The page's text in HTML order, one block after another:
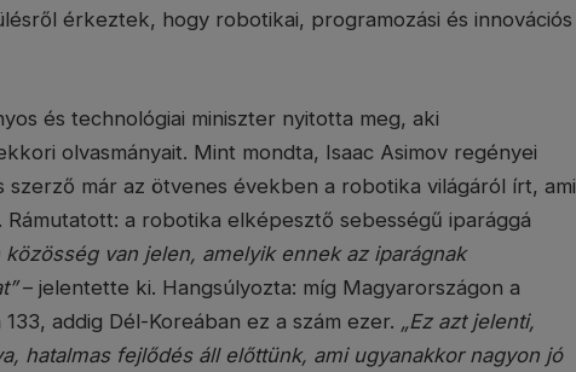
érkeztek, hogy robotikai, programozási és innovációs
és technológiai miniszter nyitotta meg, aki
olvasmányait. Mint mondta, Isaac Asimov regényei
szerző már az ötvenes években a robotika világáról írt, ami
Rámutatott: a robotika elképesztő sebességű iparággá
közösség van jelen, amelyik ennek az iparágnak
– jelentette ki. Hangsúlyozta: míg Magyarországon a
addig Dél-Koreában ez a szám ezer. „Ez azt jelenti,
hatalmas fejlődés áll előttünk, ami ugyanakkor nagyon jó